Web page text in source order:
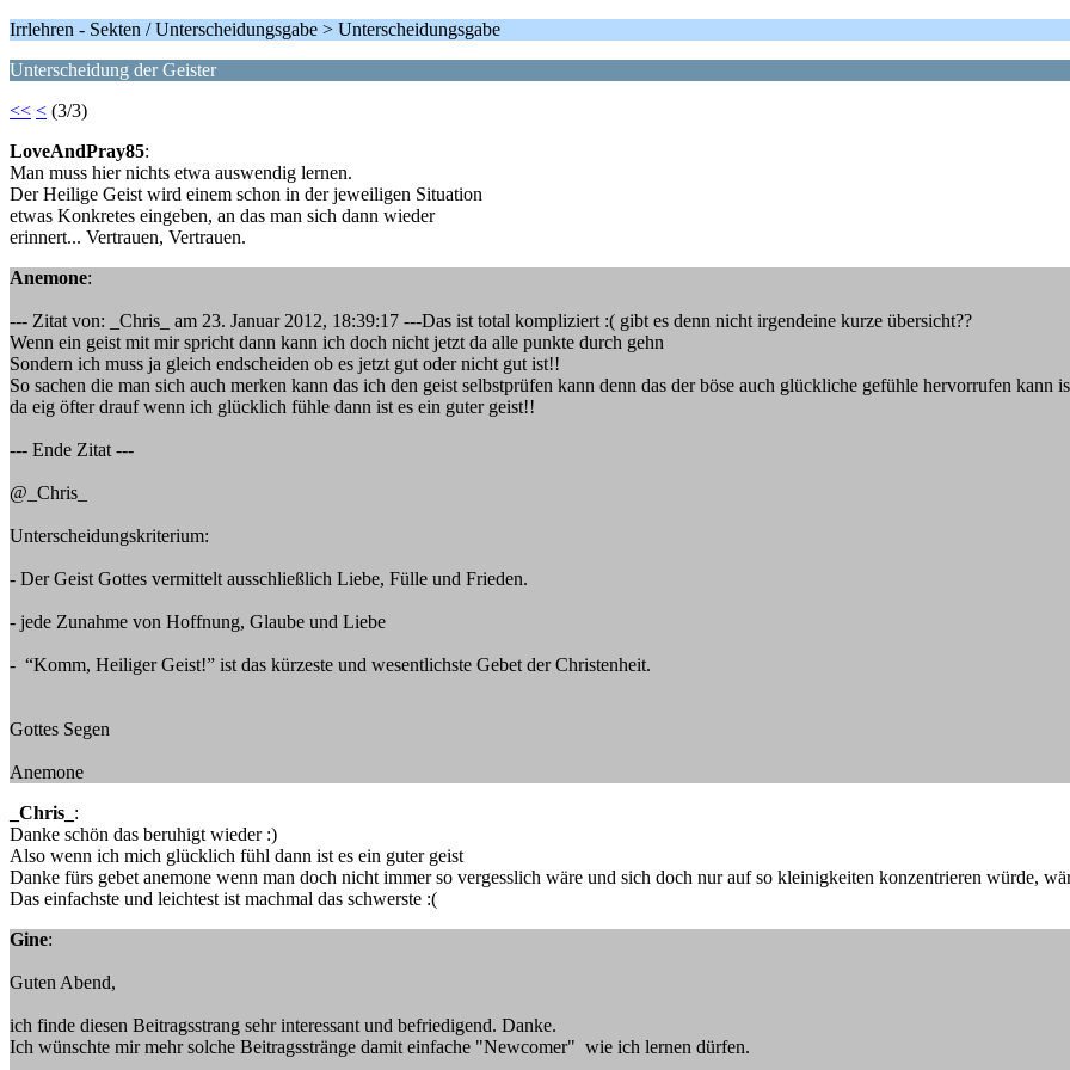
Irrlehren - Sekten / Unterscheidungsgabe > Unterscheidungsgabe
Unterscheidung der Geister
<< < (3/3)
LoveAndPray85:
Man muss hier nichts etwa auswendig lernen.
Der Heilige Geist wird einem schon in der jeweiligen Situation
etwas Konkretes eingeben, an das man sich dann wieder
erinnert... Vertrauen, Vertrauen.
Anemone:
--- Zitat von: _Chris_ am 23. Januar 2012, 18:39:17 ---Das ist total kompliziert :( gibt es denn nicht irgendeine kurze übersicht??
Wenn ein geist mit mir spricht dann kann ich doch nicht jetzt da alle punkte durch gehn
Sondern ich muss ja gleich endscheiden ob es jetzt gut oder nicht gut ist!!
So sachen die man sich auch merken kann das ich den geist selbstprüfen kann denn das der böse auch glückliche gefühle hervorrufen
da eig öfter drauf wenn ich glücklich fühle dann ist es ein guter geist!!
--- Ende Zitat ---
@_Chris_
Unterscheidungskriterium:
- Der Geist Gottes vermittelt ausschließlich Liebe, Fülle und Frieden.
- jede Zunahme von Hoffnung, Glaube und Liebe
- “Komm, Heiliger Geist!” ist das kürzeste und wesentlichste Gebet der Christenheit.
Gottes Segen
Anemone
_Chris_ :
Danke schön das beruhigt wieder :)
Also wenn ich mich glücklich fühl dann ist es ein guter geist
Danke fürs gebet anemone wenn man doch nicht immer so vergesslich wäre und sich doch nur auf so kleinigkeiten konzentrieren würde,
Das einfachste und leichtest ist machmal das schwerste :(
Gine:
Guten Abend,
ich finde diesen Beitragsstrang sehr interessant und befriedigend. Danke.
Ich wünschte mir mehr solche Beitragsstränge damit einfache "Newcomer" wie ich lernen dürfen.